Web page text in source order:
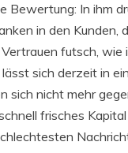
Bewertung: In ihm
in den Kunden,
futsch, wie
lässt sich derzeit in
sich nicht mehr
frisches